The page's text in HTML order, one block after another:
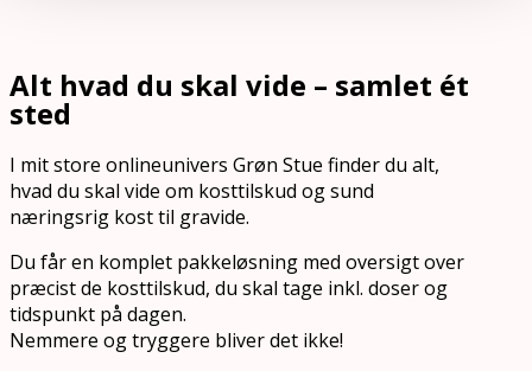
Alt hvad du skal vide – samlet ét
sted
I mit store onlineunivers Grøn Stue finder du alt,
hvad du skal vide om kosttilskud og sund
næringsrig kost til gravide.
Du får en komplet pakkeløsning med oversigt over
præcist de kosttilskud, du skal tage inkl. doser og
tidspunkt på dagen.
Nemmere og tryggere bliver det ikke!